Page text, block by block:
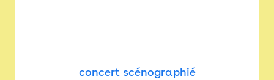
concert scénographié